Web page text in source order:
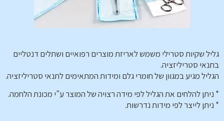
גליל שקיות סטרילי משמש לאריזת מוצרים רפואיים ושתלים דנטליים
בתנאי סטריליזציה.
הגליל מגיע במגוון של חומרי גלם ומידות המתאימים לתנאי סטריליזציה.
* ניתן להלחים את הגליל לפי מידה רצויה של המוצר ע"י מכונת הלחמה.
* ניתן לייצר לפי מידות נדרשות.